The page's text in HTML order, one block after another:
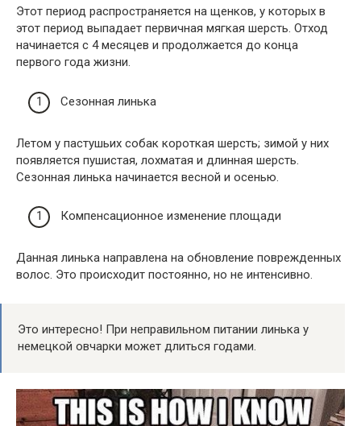
Этот период распространяется на щенков, у которых в
этот период выпадает первичная мягкая шерсть. Отход
начинается с 4 месяцев и продолжается до конца
первого года жизни.
Сезонная линька
Летом у пастушьих собак короткая шерсть; зимой у них
появляется пушистая, лохматая и длинная шерсть.
Сезонная линька начинается весной и осенью.
Компенсационное изменение площади
Данная линька направлена ​​на обновление поврежденных
волос. Это происходит постоянно, но не интенсивно.
Это интересно! При неправильном питании линька у
немецкой овчарки может длиться годами.